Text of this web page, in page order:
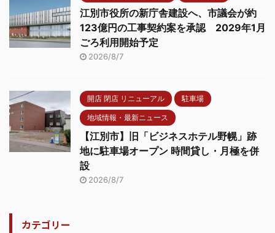
江別市役所の新庁舎建設へ、市議会が約
123億円の工事契約案を承認 2029年1月
ごろ利用開始予定
2026/8/7
開店 閉店 リニューアル 駐車場
地域情報・最新ニュース
【江別市】旧「ビジネスホテル野幌」跡
地に駐車場オープン 時間貸し・月極を併
設
2026/8/7
カテゴリー